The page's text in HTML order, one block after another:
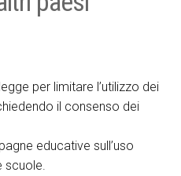
per limitare l’utilizzo dei
il consenso dei
educative sull’uso